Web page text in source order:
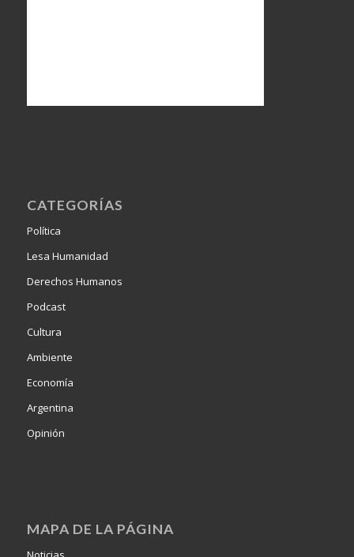
CATEGORÍAS
Política
Lesa Humanidad
Derechos Humanos
Podcast
Cultura
Ambiente
Economía
Argentina
Opinión
MAPA DE LA PÁGINA